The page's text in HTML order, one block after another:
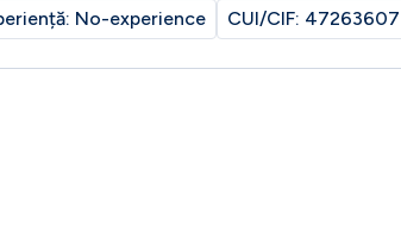
No-experience CUI/CIF: 47263607